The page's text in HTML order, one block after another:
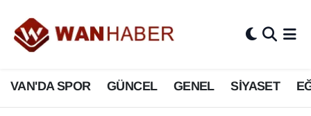
VAN'DA SPOR GÜNCEL GENEL SİYASET
3.SAYFA
ASAYİŞ
Van Nöbetçi Eczaneler
Van Hava Durumu